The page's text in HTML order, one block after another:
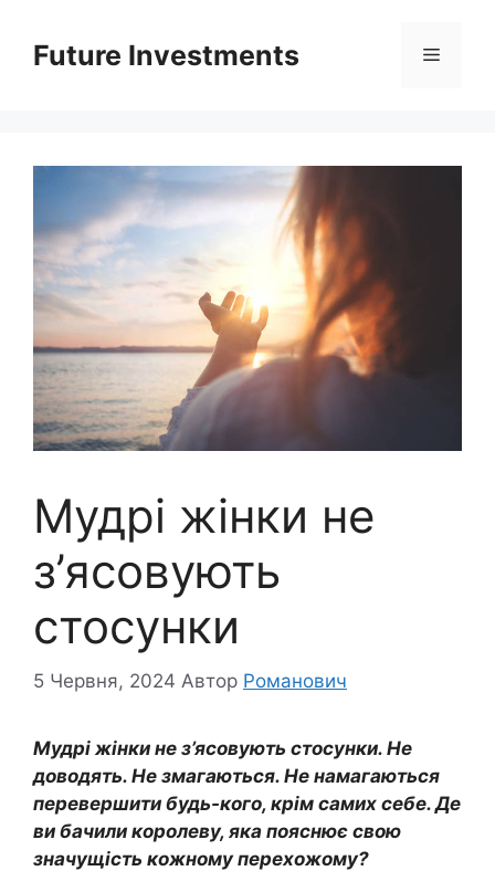
вмістуFuture Investments Меню
Мудрі жінки не
з’ясовують
стосунки
5 Червня, 2024 Автор Романович
Мудрі жінки не з’ясовують стосунки. Не
доводять. Не змагаються. Не намагаються
перевершити будь-кого, крім самих себе. Де
ви бачили королеву, яка пояснює свою
значущість кожному перехожому?